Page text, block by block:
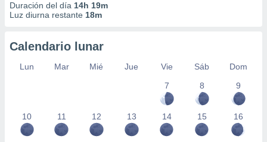
Duración del día 14h 19m
Luz diurna restante 18m
Calendario lunar
Lun Mar Mié Jue Vie Sáb
Dom
7
8 9
10 11 12 13 14 15 16